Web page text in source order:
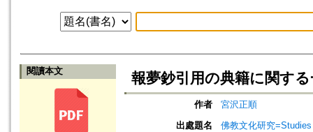
閱讀本文 報夢鈔引用の典籍に関す
作者
宮沢正順
出處題名
佛教文化研究